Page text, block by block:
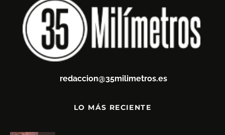
redaccion@35milimetros.es
LO MÁS RECIENTE